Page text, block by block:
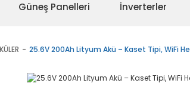
Güneş Panelleri İnverterler
25.6V 200Ah Lityum Akü – Kaset Tipi, WiFi